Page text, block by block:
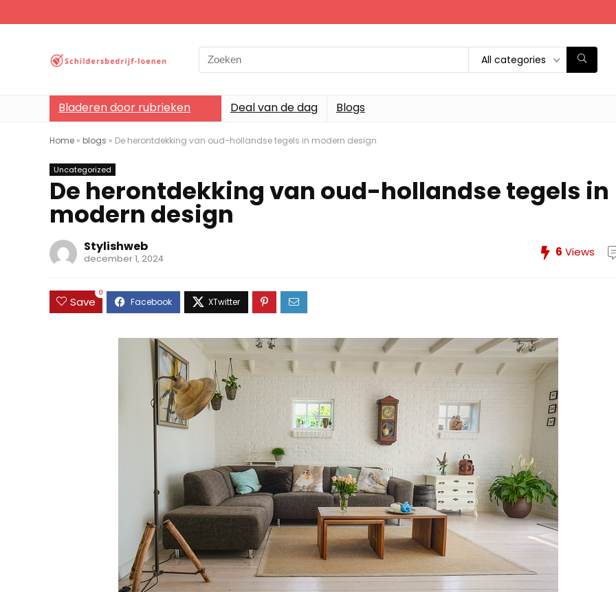
Search
for:
All categories
Bladeren door rubrieken Deal van de dag Blogs
Home » blogs » De herontdekking van oud-hollandse tegels in modern design
Uncategorized
De herontdekking van oud-hollandse tegels in
modern design
Stylishweb
december 1, 2024 6 Views
Save
0